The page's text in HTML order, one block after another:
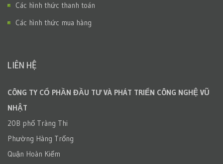
Các hình thức thanh toán
Các hình thức mua hàng
LIÊN HỆ
CÔNG TY CỔ PHẦN ĐẦU TƯ VÀ PHÁT TRIỂN CÔNG NGHỆ VŨ
NHẬT
20B phố Tràng Thi
Phường Hàng Trống
Quận Hoàn Kiếm